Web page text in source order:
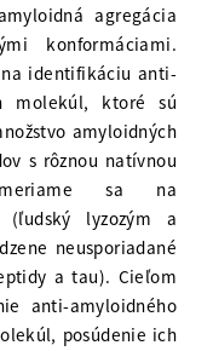
agregácia
konformáciami.
identifikáciu anti-
molekúl, ktoré sú
amyloidných
s rôznou natívnou
sa na
(ľudský lyzozým a
neusporiadané
a tau). Cieľom
anti-amyloidného
posúdenie ich